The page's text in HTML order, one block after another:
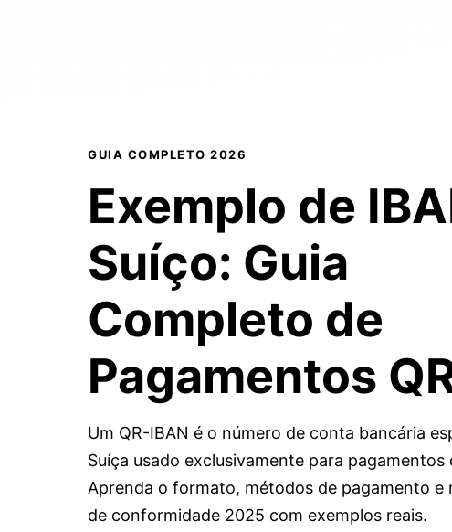
GUIA COMPLETO 2026
Exemplo de
Suíço: Guia
Completo de
Pagamentos
Um QR-IBAN é o número de conta bancária
Suíça usado exclusivamente para pagamentos
Aprenda o formato, métodos de pagamento e
de conformidade 2025 com exemplos reais.